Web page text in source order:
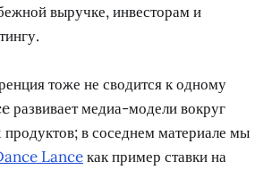
выручке, инвесторам и
тоже не сводится к одному
медиа-модели вокруг
в соседнем материале мы
Lanceкак пример ставки на